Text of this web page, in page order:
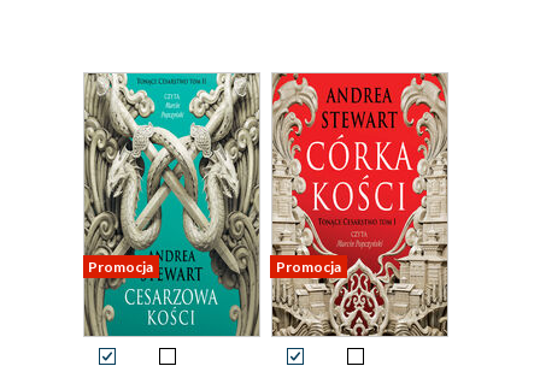
Promocja Promocja